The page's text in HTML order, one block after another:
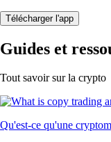
Télécharger l'app
Guides et
Tout savoir sur la crypto
Qu'est-ce qu'une